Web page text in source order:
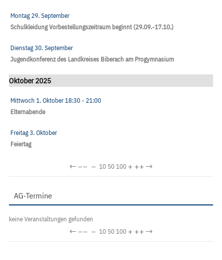
Montag 29. September
Schulkleidung Vorbestellungszeitraum beginnt (29.09.-17.10.)
Dienstag 30. September
Jugendkonferenz des Landkreises Biberach am Progymnasium
Oktober 2025
Mittwoch 1. Oktober18:30- 21:00
Elternabende
Freitag 3. Oktober
Feiertag
←−− − 10 50100 + ++→
AG-Termine
keine Veranstaltungen gefunden
←−− − 10 50100 + ++→